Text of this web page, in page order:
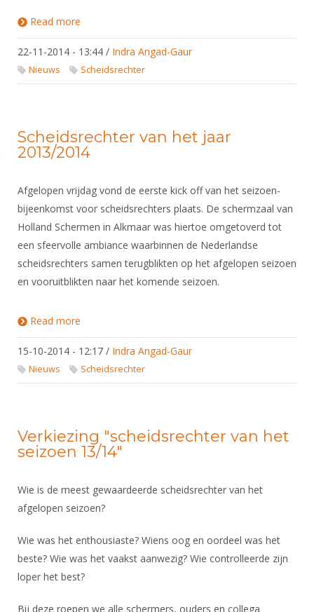
Read more
22-11-2014 - 13:44 / Indra Angad-Gaur
Nieuws Scheidsrechter
Scheidsrechter van het jaar
2013/2014
Afgelopen vrijdag vond de eerste kick off van het seizoen-
bijeenkomst voor scheidsrechters plaats. De schermzaal van
Holland Schermen in Alkmaar was hiertoe omgetoverd tot
een sfeervolle ambiance waarbinnen de Nederlandse
scheidsrechters samen terugblikten op het afgelopen seizoen
en vooruitblikten naar het komende seizoen.
Read more
15-10-2014 - 12:17 / Indra Angad-Gaur
Nieuws Scheidsrechter
Verkiezing "scheidsrechter van het
seizoen 13/14"
Wie is de meest gewaardeerde scheidsrechter van het
afgelopen seizoen?
Wie was het enthousiaste? Wiens oog en oordeel was het
beste? Wie was het vaakst aanwezig? Wie controlleerde zijn
loper het best?
Bij deze roepen we alle schermers, ouders en collega